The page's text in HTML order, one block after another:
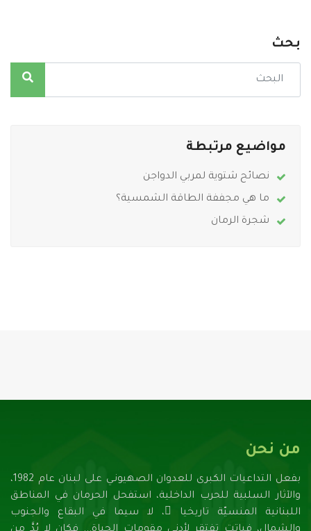
بحث
مواضيع مرتبطة
نصائح شتوية لمربي الدواجن
ما هي مجففة الطاقة الشمسية؟
شجرة الرمان
من نحن
بفعل التداعيات الكبرى للعدوان الصهيونـي على لبنان عام 1982،
والآثار السلبية للحرب الداخلية، استفحل الحرمان في المناطق
اللبنانية المنسيّة تاريخيا ً، لا سيما في البقاع والجنوب